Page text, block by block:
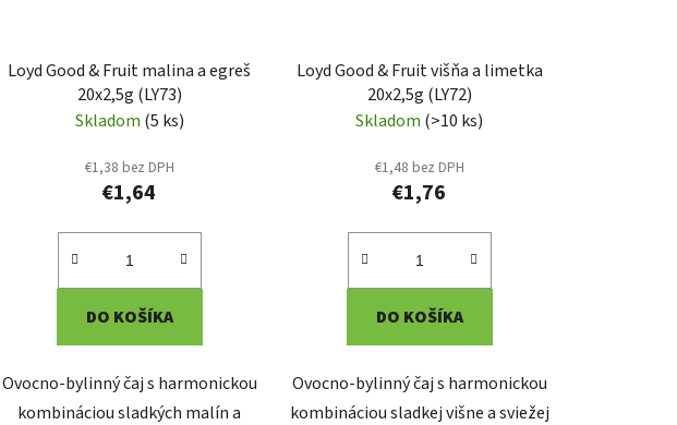
Loyd Good & Fruit malina a egreš
20x2,5g (LY73)
Skladom (5 ks)
€1,38 bez DPH
€1,64
DO KOŠÍKA
Ovocno-bylinný čaj s harmonickou
kombináciou sladkých malín a
Loyd Good & Fruit višňa a limetka
20x2,5g (LY72)
Skladom (>10 ks)
€1,48 bez DPH
€1,76
DO KOŠÍKA
Ovocno-bylinný čaj s harmonickou
kombináciou sladkej višne a sviežej